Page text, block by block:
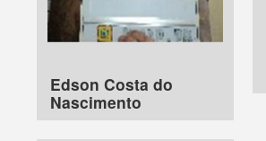
Edson Costa do
Nascimento